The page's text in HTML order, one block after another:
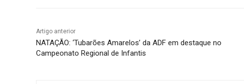
Artigo anterior
NATAÇÃO: ‘Tubarões Amarelos’ da ADF em destaque no
Campeonato Regional de Infantis